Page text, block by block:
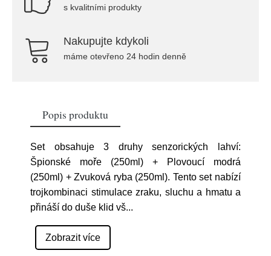
s kvalitními produkty
Nakupujte kdykoli
máme otevřeno 24 hodin denně
Popis produktu
Set obsahuje 3 druhy senzorických lahví:
Špionské moře (250ml) + Plovoucí modrá
(250ml) + Zvuková ryba (250ml). Tento set nabízí
trojkombinaci stimulace zraku, sluchu a hmatu a
přináší do duše klid vš...
Zobrazit více